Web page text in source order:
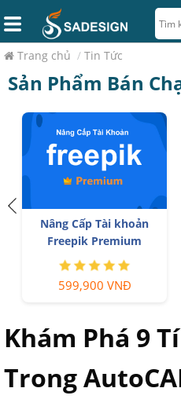
Trang chủ / Tin Tức
Sản Phẩm Bán
Nâng Cấp Tài khoản
Freepik Premium
599,900 VNĐ
Khám Phá 9
Trong